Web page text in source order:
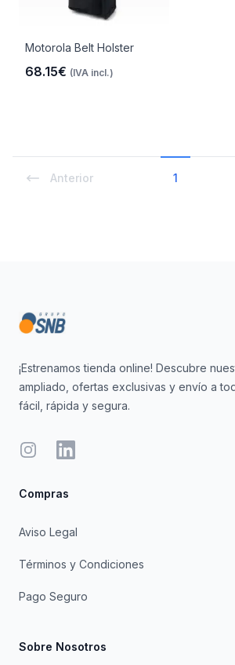
Motorola Belt Holster
68.15€ (IVA incl.)
Anterior 1
¡Estrenamos tienda online! Descubre
ampliado, ofertas exclusivas y envío a
fácil, rápida y segura.
InstagramLinkedIn
Compras
Aviso Legal
Términos y Condiciones
Pago Seguro
Sobre Nosotros